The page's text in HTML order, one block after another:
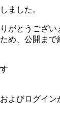
ました。
がとうござい
め、公開まで
よびログイン